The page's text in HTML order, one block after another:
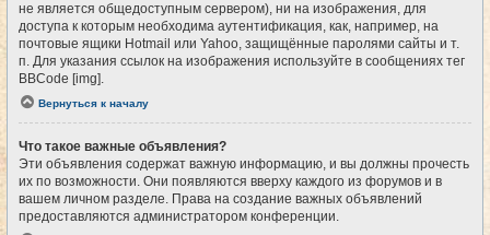
не является общедоступным сервером), ни на изображения, для
доступа к которым необходима аутентификация, как, например, на
почтовые ящики Hotmail или Yahoo, защищённые паролями сайты и т.
п. Для указания ссылок на изображения используйте в сообщениях тег
BBCode [img].
Вернуться к началу
Что такое важные объявления?
Эти объявления содержат важную информацию, и вы должны прочесть
их по возможности. Они появляются вверху каждого из форумов и в
вашем личном разделе. Права на создание важных объявлений
предоставляются администратором конференции.